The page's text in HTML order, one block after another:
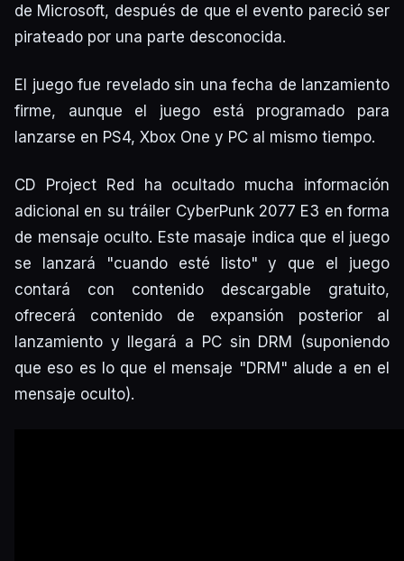
de Microsoft, después de que el evento pareció ser
pirateado por una parte desconocida.
El juego fue revelado sin una fecha de lanzamiento
firme, aunque el juego está programado para
lanzarse en PS4, Xbox One y PC al mismo tiempo.
CD Project Red ha ocultado mucha información
adicional en su tráiler CyberPunk 2077 E3 en forma
de mensaje oculto. Este masaje indica que el juego
se lanzará "cuando esté listo" y que el juego
contará con contenido descargable gratuito,
ofrecerá contenido de expansión posterior al
lanzamiento y llegará a PC sin DRM (suponiendo
que eso es lo que el mensaje "DRM" alude a en el
mensaje oculto).